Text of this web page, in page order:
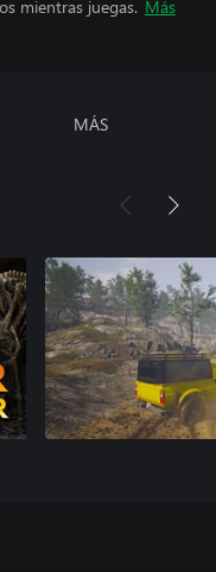
mientras juegas. Más
MÁS